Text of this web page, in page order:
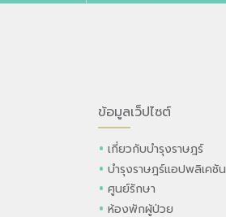
ข้อมูลเว็ปไซต์
เกี่ยวกับบำรุงราษฎร์
บำรุงราษฎร์แอปพลิเคชัน
ศูนย์รักษา
ห้องพักผู้ป่วย